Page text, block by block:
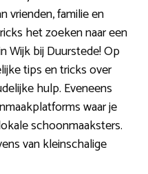
vrienden, familie en
het zoeken naar een
Wijk bij Duurstede! Op
tips en tricks over
hulp. Eveneens
waar je
schoonmaaksters.
van kleinschalige